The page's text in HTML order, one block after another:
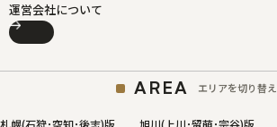
運営会社について
AREA エリアを切り替